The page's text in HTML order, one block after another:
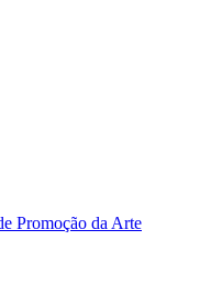
Promoção da Arte